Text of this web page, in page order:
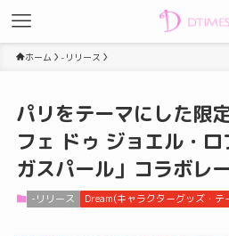
ホーム -リリース
パリをテーマにした限
フェ ドゥ ジョエル・
ガスパール」コラボレ
-リリース Dream(キャラクターグッズ・テ